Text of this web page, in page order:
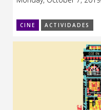
CINE ACTIVIDADES